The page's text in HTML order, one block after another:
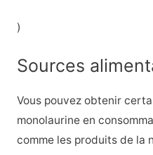
)
Sources
Vous pouvez obtenir
monolaurine en
comme les produits de la